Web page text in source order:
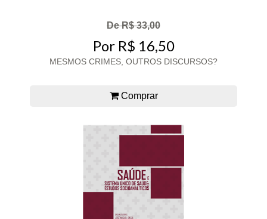
De R$ 33,00
Por R$ 16,50
MESMOS CRIMES, OUTROS DISCURSOS?
Comprar